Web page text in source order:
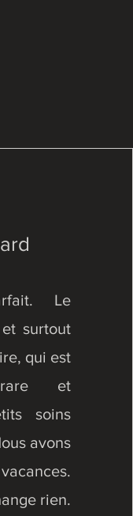
Le
surtout
qui est
et
soins
avons
rien.